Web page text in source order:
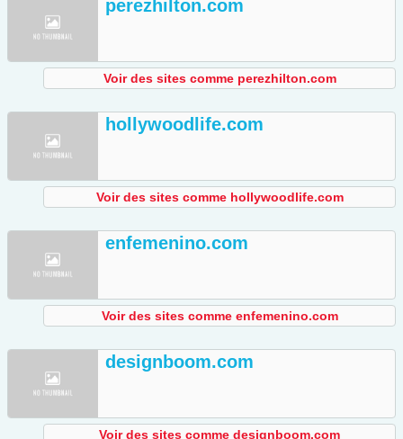
perezhilton.com
Voir des sites comme perezhilton.com
hollywoodlife.com
Voir des sites comme hollywoodlife.com
enfemenino.com
Voir des sites comme enfemenino.com
designboom.com
Voir des sites comme designboom.com